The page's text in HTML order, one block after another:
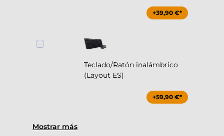
+39,90 €*
Teclado/Ratón inalámbrico
(Layout ES)
+59,90 €*
Mostrar más